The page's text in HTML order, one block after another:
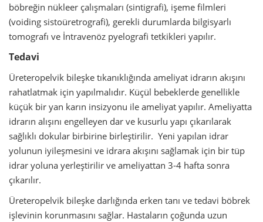
böbreğin nükleer çalışmaları (sintigrafi), işeme filmleri
(voiding sistoüretrografi), gerekli durumlarda bilgisyarlı
tomografı ve İntravenöz pyelografi tetkikleri yapılır.
Tedavi
Üreteropelvik bileşke tıkanıklığında ameliyat idrarın akışını
rahatlatmak için yapılmalıdır. Küçül bebeklerde genellikle
küçük bir yan karın insizyonu ile ameliyat yapılır. Ameliyatta
idrarın alışını engelleyen dar ve kusurlu yapı çıkarılarak
sağlıklı dokular birbirine birleştirilir. Yeni yapılan idrar
yolunun iyileşmesini ve idrara akışını sağlamak için bir tüp
idrar yoluna yerleştirilir ve ameliyattan 3-4 hafta sonra
çıkarılır.
Üreteropelvik bileşke darlığında erken tanı ve tedavi böbrek
işlevinin korunmasını sağlar. Hastaların çoğunda uzun